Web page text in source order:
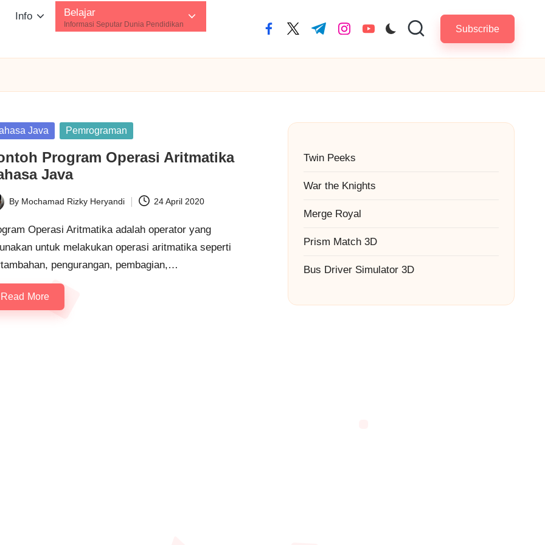
Info Belajar
Informasi Seputar Dunia Pendidikan
facebook.com
twitter.com
t.me instagram.com
youtube.com Subscribe
Java Pemrograman
Program Operasi Aritmatika
Java
By Mochamad Rizky Heryandi 24 April 2020
Operasi Aritmatika adalah operator yang
untuk melakukan operasi aritmatika seperti
pengurangan, pembagian,…
Read More
Twin Peeks
War the Knights
Merge Royal
Prism Match 3D
Bus Driver Simulator 3D